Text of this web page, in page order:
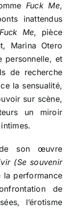
Fuck Me,
inattendus
Fuck Me, pièce
Marina Otero
personnelle, et
de recherche
la sensualité,
sur scène,
un miroir
son œuvre
(Se souvenir
la performance
de
l’érotisme